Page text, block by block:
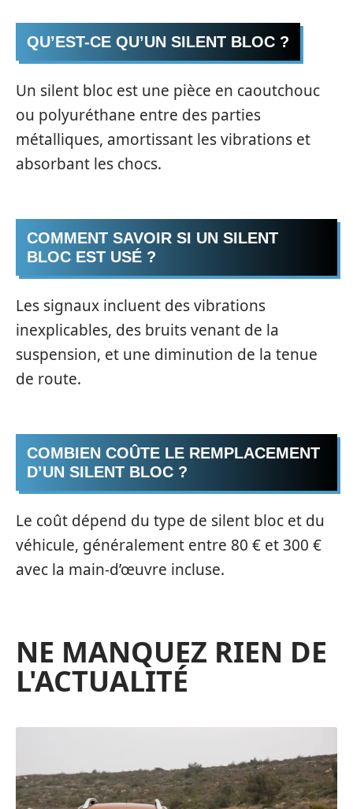
QU’EST-CE QU’UN SILENT BLOC ?
Un silent bloc est une pièce en caoutchouc
ou polyuréthane entre des parties
métalliques, amortissant les vibrations et
absorbant les chocs.
COMMENT SAVOIR SI UN SILENT
BLOC EST USÉ ?
Les signaux incluent des vibrations
inexplicables, des bruits venant de la
suspension, et une diminution de la tenue
de route.
COMBIEN COÛTE LE REMPLACEMENT
D’UN SILENT BLOC ?
Le coût dépend du type de silent bloc et du
véhicule, généralement entre 80 € et 300 €
avec la main-d’œuvre incluse.
NE MANQUEZ RIEN DE
L'ACTUALITÉ